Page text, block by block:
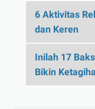
6 Aktivitas
dan Keren
Inilah 17
Bikin